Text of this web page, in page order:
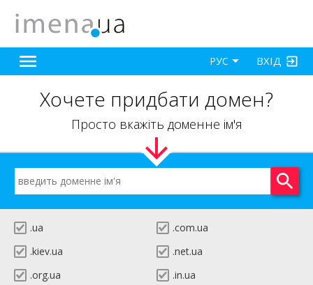
ВХІД
РУС
Хочете придбати домен?
Просто вкажіть доменне ім'я
.ua
.com.ua
.kiev.ua
.net.ua
.org.ua
.in.ua